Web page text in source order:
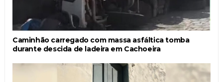
Caminhão carregado com massa asfáltica tomba
durante descida de ladeira em Cachoeira